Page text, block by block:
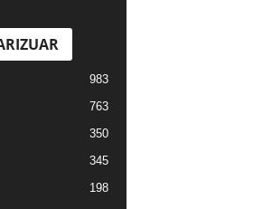
983
763
350
345
198